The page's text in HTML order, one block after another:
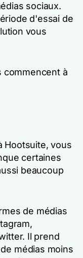
sociaux.
d'essai de
vous
commencent à
Hootsuite, vous
certaines
beaucoup
de médias
Il prend
médias moins